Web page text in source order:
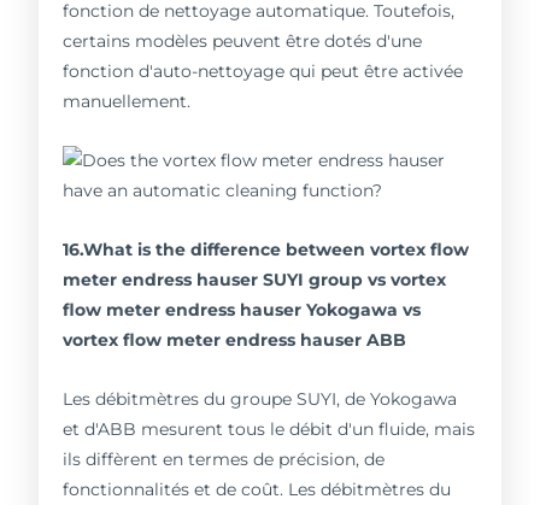
fonction de nettoyage automatique. Toutefois,
certains modèles peuvent être dotés d'une
fonction d'auto-nettoyage qui peut être activée
manuellement.
16.What is the difference between vortex flow
meter endress hauser SUYI group vs vortex
flow meter endress hauser Yokogawa vs
vortex flow meter endress hauser ABB
Les débitmètres du groupe SUYI, de Yokogawa
et d'ABB mesurent tous le débit d'un fluide, mais
ils diffèrent en termes de précision, de
fonctionnalités et de coût. Les débitmètres du